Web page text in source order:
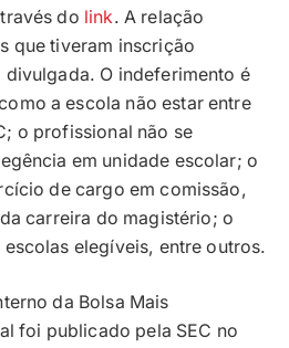
do link. A relação
que tiveram inscrição
O indeferimento é
a escola não estar entre
o profissional não se
em unidade escolar; o
de cargo em comissão,
carreira do magistério; o
elegíveis, entre outros.
da Bolsa Mais
foi publicado pela SEC no